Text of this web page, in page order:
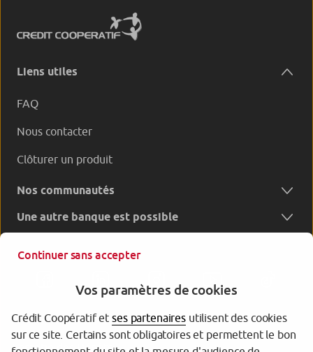
Liens utiles
FAQ
Nous contacter
Clôturer un produit
Nos communautés
Une autre banque est possible
Garantie des Dépôts
Continuer sans accepter
Vos paramètres de cookies
Crédit Coopératif etses partenairesutilisent des cookies
sur ce site. Certains sont obligatoires et permettent le bon